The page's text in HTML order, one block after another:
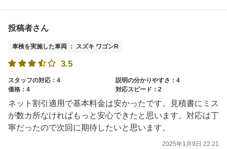
投稿者さん
車検を実施した車両 ： スズキ ワゴンR
3.5
スタッフの対応：4
説明の分かりやすさ：4
価格：4
対応スピード：2
ネット割引適用で基本料金は安かったです。見積書にミス
が数カ所なければもっと安心できたと思います。対応は丁
寧だったので次回に期待したいと思います。
2025年1月9日 22:21